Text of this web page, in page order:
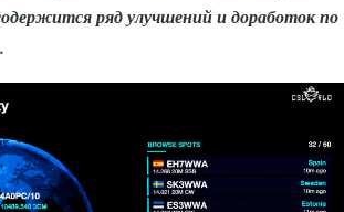
ряд улучшений и доработок по